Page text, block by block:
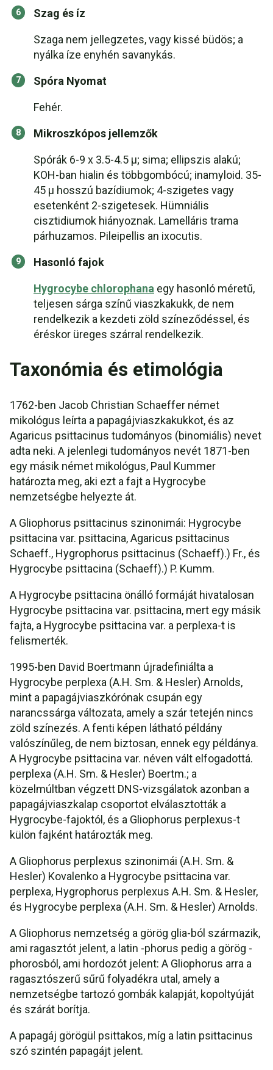
Szag és íz
Szaga nem jellegzetes, vagy kissé büdös; a
nyálka íze enyhén savanykás.
Spóra Nyomat
Fehér.
Mikroszkópos jellemzők
Spórák 6-9 x 3.5-4.5 µ; sima; ellipszis alakú;
KOH-ban hialin és többgombócú; inamyloid. 35-
45 µ hosszú bazídiumok; 4-szigetes vagy
esetenként 2-szigetesek. Hümniális
cisztidiumok hiányoznak. Lamelláris trama
párhuzamos. Pileipellis an ixocutis.
Hasonló fajok
Hygrocybe chlorophana egy hasonló méretű,
teljesen sárga színű viaszkakukk, de nem
rendelkezik a kezdeti zöld színeződéssel, és
éréskor üreges szárral rendelkezik.
Taxonómia és etimológia
1762-ben Jacob Christian Schaeffer német
mikológus leírta a papagájviaszkakukkot, és az
Agaricus psittacinus tudományos (binomiális) nevet
adta neki. A jelenlegi tudományos nevét 1871-ben
egy másik német mikológus, Paul Kummer
határozta meg, aki ezt a fajt a Hygrocybe
nemzetségbe helyezte át.
A Gliophorus psittacinus szinonimái: Hygrocybe
psittacina var. psittacina, Agaricus psittacinus
Schaeff., Hygrophorus psittacinus (Schaeff).) Fr., és
Hygrocybe psittacina (Schaeff).) P. Kumm.
A Hygrocybe psittacina önálló formáját hivatalosan
Hygrocybe psittacina var. psittacina, mert egy másik
fajta, a Hygrocybe psittacina var. a perplexa-t is
felismerték.
1995-ben David Boertmann újradefiniálta a
Hygrocybe perplexa (A.H. Sm. & Hesler) Arnolds,
mint a papagájviaszkórónak csupán egy
narancssárga változata, amely a szár tetején nincs
zöld színezés. A fenti képen látható példány
valószínűleg, de nem biztosan, ennek egy példánya.
A Hygrocybe psittacina var. néven vált elfogadottá.
perplexa (A.H. Sm. & Hesler) Boertm.; a
közelmúltban végzett DNS-vizsgálatok azonban a
papagájviaszkalap csoportot elválasztották a
Hygrocybe-fajoktól, és a Gliophorus perplexus-t
külön fajként határozták meg.
A Gliophorus perplexus szinonimái (A.H. Sm. &
Hesler) Kovalenko a Hygrocybe psittacina var.
perplexa, Hygrophorus perplexus A.H. Sm. & Hesler,
és Hygrocybe perplexa (A.H. Sm. & Hesler) Arnolds.
A Gliophorus nemzetség a görög glia-ból származik,
ami ragasztót jelent, a latin -phorus pedig a görög -
phorosból, ami hordozót jelent: A Gliophorus arra a
ragasztószerű sűrű folyadékra utal, amely a
nemzetségbe tartozó gombák kalapját, kopoltyúját
és szárát borítja.
A papagáj görögül psittakos, míg a latin psittacinus
szó szintén papagájt jelent.